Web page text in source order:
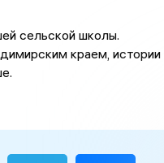
сельской школы.
краем, истории